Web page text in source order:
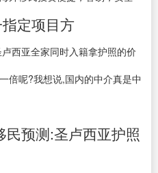
定项目方
西亚全家同时入籍拿护照的价
倍呢?我想说,国内的中介真是中
预测:圣卢西亚护照